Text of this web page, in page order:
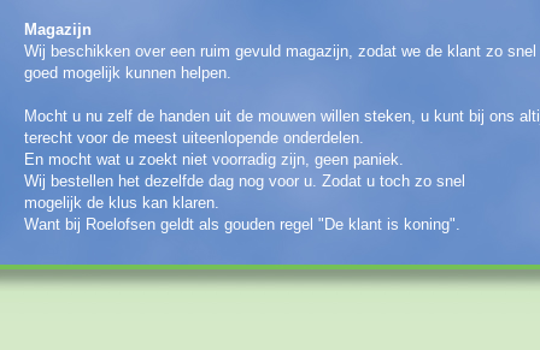
Magazijn
Wij beschikken over een ruim gevuld magazijn, zodat we de klant zo snel
goed mogelijk kunnen helpen.
Mocht u nu zelf de handen uit de mouwen willen steken, u kunt bij ons
terecht voor de meest uiteenlopende onderdelen.
En mocht wat u zoekt niet voorradig zijn, geen paniek.
Wij bestellen het dezelfde dag nog voor u. Zodat u toch zo snel
mogelijk de klus kan klaren.
Want bij Roelofsen geldt als gouden regel "De klant is koning".